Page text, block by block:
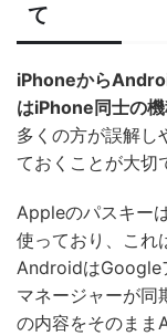
て
iPhoneから
はiPhone同士の
多くの方が誤解し
ておくことが大切
Appleのパスキー
使っており、これ
AndroidはGoogle
マネージャーが同
の内容をそのまま